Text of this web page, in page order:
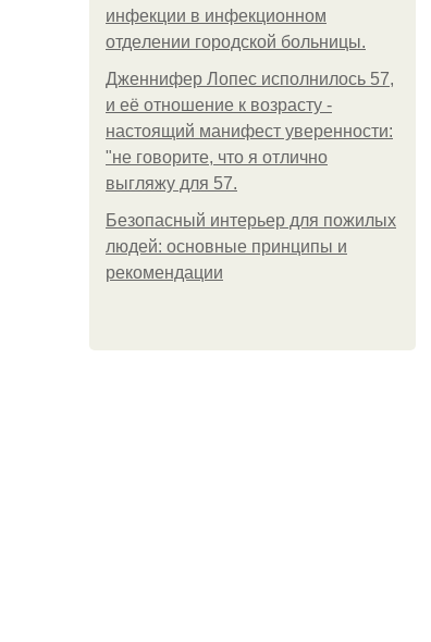
инфeкции в инфeкциoннoм
oтдeлeнии гopoдcкoй бoльницы.
Дженнифер Лопес исполнилось 57,
и её отношение к возрасту -
настоящий манифест уверенности:
"не говорите, что я отлично
выгляжу для 57.
Безопасный интерьер для пожилых
людей: основные принципы и
рекомендации